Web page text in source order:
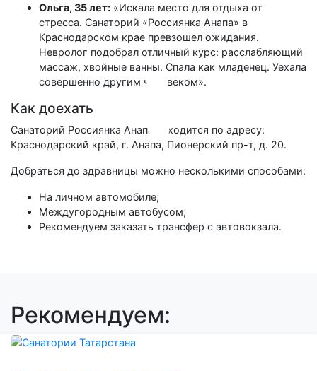
Ольга, 35 лет: «Искала место для отдыха от
стресса. Санаторий «Россиянка Анапа» в
Краснодарском крае превзошел ожидания.
Невролог подобрал отличный курс: расслабляющий
массаж, хвойные ванны. Спала как младенец. Уехала
совершенно другим человеком».
Как доехать
Санаторий Россиянка Анапа находится по адресу:
Краснодарский край, г. Анапа, Пионерский пр-т, д. 20.
Добраться до здравницы можно несколькими способами:
На личном автомобиле;
Междугородным автобусом;
Рекомендуем заказать трансфер с автовокзала.
Рекомендуем: